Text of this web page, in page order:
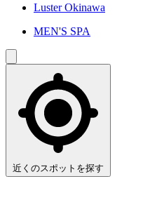
Luster Okinawa
MEN'S SPA
近くのスポットを探す